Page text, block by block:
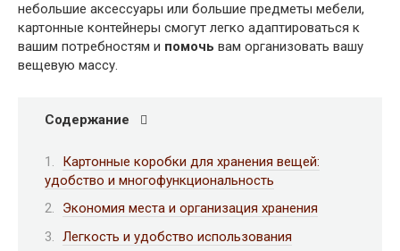
небольшие аксессуары или большие предметы мебели,
картонные контейнеры смогут легко адаптироваться к
вашим потребностям и помочь вам организовать вашу
вещевую массу.
Содержание
Картонные коробки для хранения вещей:
удобство и многофункциональность
Экономия места и организация хранения
Легкость и удобство использования